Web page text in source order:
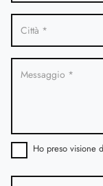
Ho preso visione